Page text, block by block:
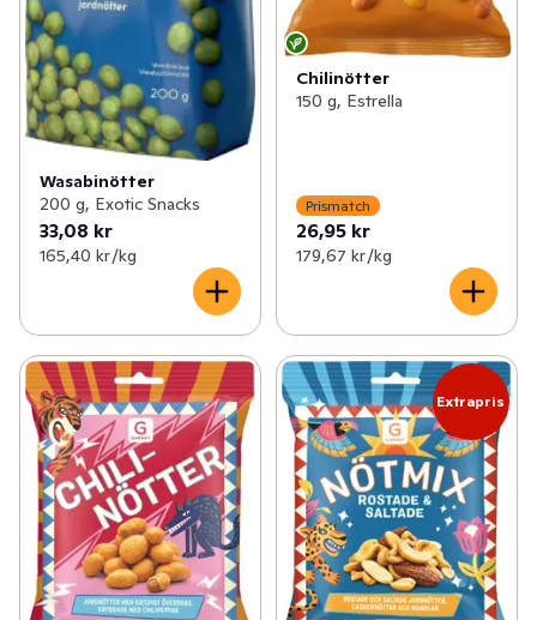
Wasabinötter
200 g, Exotic Snacks
33,08 kr
165,40 kr /kg
Chilinötter
150 g, Estrella
Prismatch
26,95 kr
179,67 kr /kg
Extrapris